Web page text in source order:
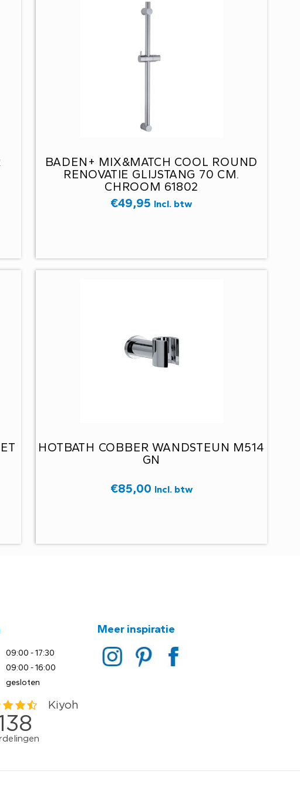
BADEN+ MIX&MATCH COOL ROUND
RENOVATIE GLIJSTANG 70 CM.
CHROOM 61802
€49,95 Incl. btw
HOTBATH COBBER WANDSTEUN M514
GN
€85,00 Incl. btw
09:00 - 17:30
09:00 - 16:00
gesloten
Meer inspiratie